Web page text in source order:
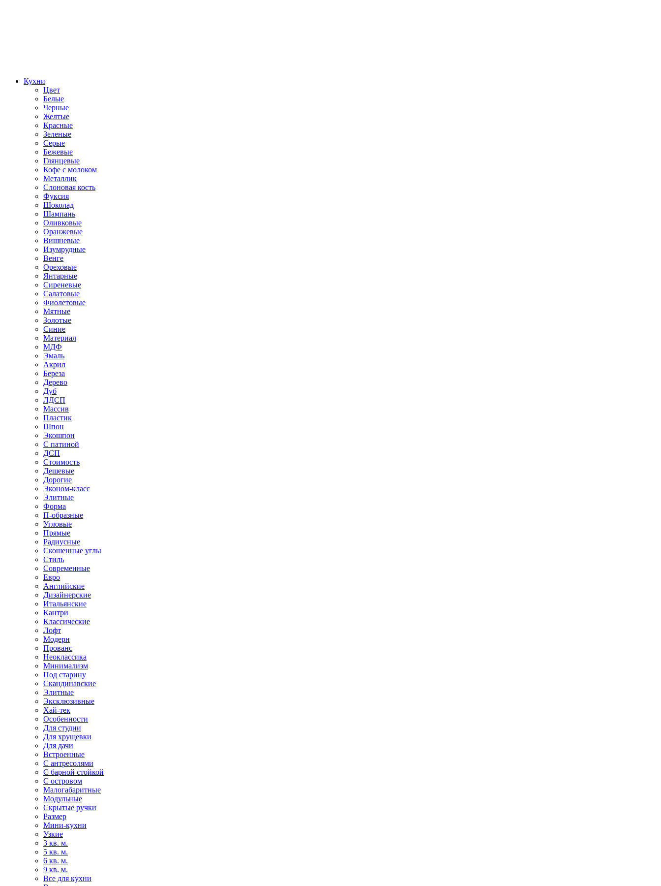
Кухни
Цвет
Белые
Черные
Желтые
Красные
Зеленые
Серые
Бежевые
Глянцевые
Кофе с молоком
Металлик
Слоновая кость
Фуксия
Шоколад
Шампань
Оливковые
Оранжевые
Вишневые
Изумрудные
Венге
Ореховые
Янтарные
Сиреневые
Салатовые
Фиолетовые
Мятные
Золотые
Синие
Материал
МДФ
Эмаль
Акрил
Береза
Дерево
Дуб
ЛДСП
Массив
Пластик
Шпон
Экошпон
С патиной
ДСП
Стоимость
Дешевые
Дорогие
Эконом-класс
Элитные
Форма
П-образные
Угловые
Прямые
Радиусные
Скошенные углы
Стиль
Современные
Евро
Английские
Дизайнерские
Итальянские
Кантри
Классические
Лофт
Модерн
Прованс
Неоклассика
Минимализм
Под старину
Скандинавские
Элитные
Эксклюзивные
Хай-тек
Особенности
Для студии
Для хрущевки
Для дачи
Встроенные
С антресолями
С барной стойкой
С островом
Малогабаритные
Модульные
Скрытые ручки
Размер
Мини-кухни
Узкие
3 кв. м.
5 кв. м.
6 кв. м.
9 кв. м.
Все для кухни